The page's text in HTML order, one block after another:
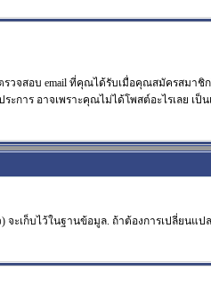
รวจสอบ email ที่คุณได้รับเมื่อคุณสมัครสมาชิ
ะการ อาจเพราะคุณไม่ได้โพสต์อะไรเลย
เก็บไว้ในฐานข้อมูล. ถ้าต้องการเปลี่ยนแป